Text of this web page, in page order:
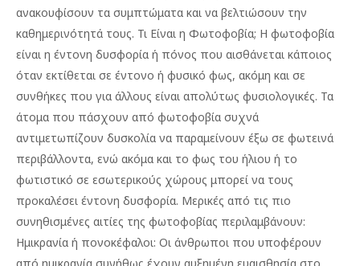
ανακουφίσουν τα συμπτώματα και να βελτιώσουν την
καθημερινότητά τους. Τι Είναι η Φωτοφοβία; Η φωτοφοβία
είναι η έντονη δυσφορία ή πόνος που αισθάνεται κάποιος
όταν εκτίθεται σε έντονο ή φυσικό φως, ακόμη και σε
συνθήκες που για άλλους είναι απολύτως φυσιολογικές. Τα
άτομα που πάσχουν από φωτοφοβία συχνά
αντιμετωπίζουν δυσκολία να παραμείνουν έξω σε φωτεινά
περιβάλλοντα, ενώ ακόμα και το φως του ήλιου ή το
φωτιστικό σε εσωτερικούς χώρους μπορεί να τους
προκαλέσει έντονη δυσφορία. Μερικές από τις πιο
συνηθισμένες αιτίες της φωτοφοβίας περιλαμβάνουν:
Ημικρανία ή πονοκέφαλοι: Οι άνθρωποι που υποφέρουν